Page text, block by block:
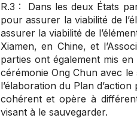
R.3 : Dans les deux États
pour assurer la viabilité de
assurer la viabilité de
Xiamen, en Chine, et
parties ont également mis
cérémonie Ong Chun avec
l’élaboration du Plan
cohérent et opère à
visant à le sauvegarder.